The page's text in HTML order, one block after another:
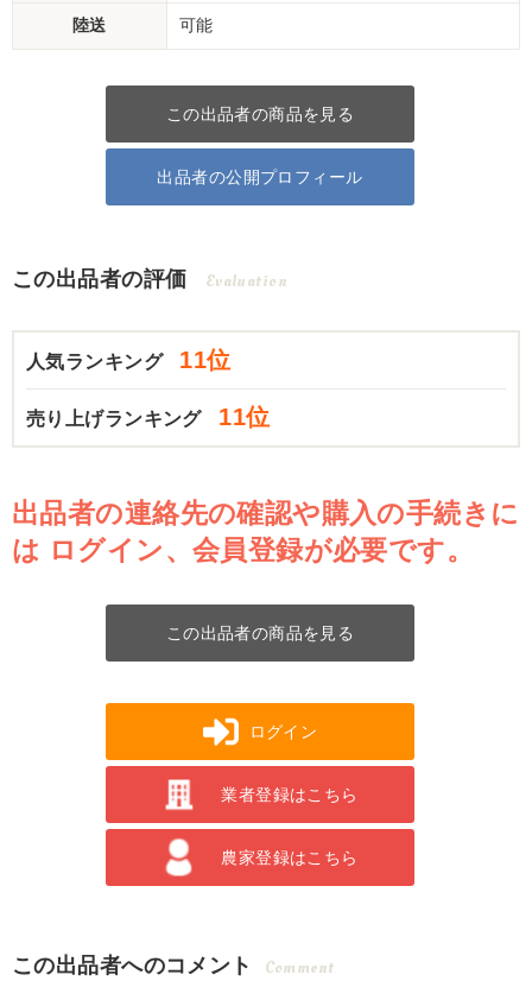
陸送 可能
この出品者の商品を見る
出品者の公開プロフィール
この出品者の評価 Evaluation
人気ランキング 11位
売り上げランキング 11位
出品者の連絡先の確認や購入の手続きに
は ログイン、会員登録が必要です。
この出品者の商品を見る
ログイン
業者登録はこちら
農家登録はこちら
この出品者へのコメント Comment